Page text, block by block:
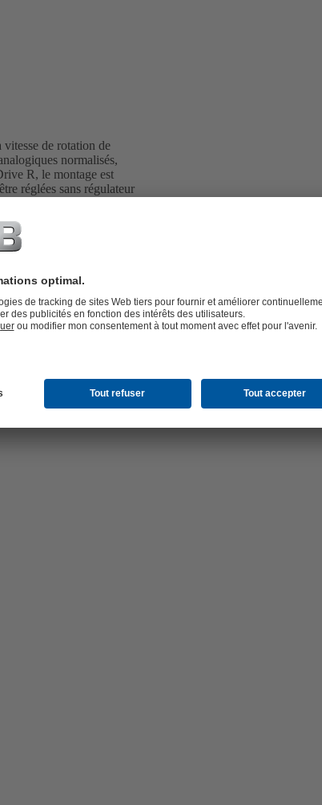
de rotation de
normalisés,
R, le montage est
réglées sans régulateur
la puissance assignée
de réseau 3~ 525 - 690